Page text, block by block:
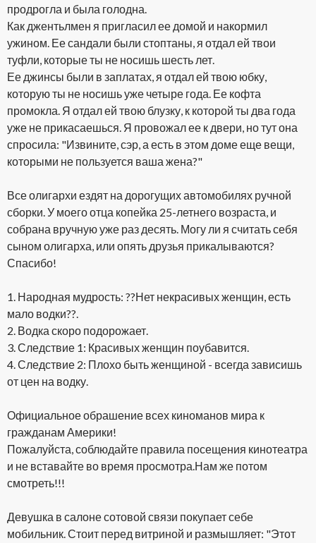
продрогла и была голодна.
Как джентьлмен я пригласил ее домой и накормил
ужином. Ее сандали были стоптаны, я отдал ей твои
туфли, которые ты не носишь шесть лет.
Ее джинсы были в заплатах, я отдал ей твою юбку,
которую ты не носишь уже четыре года. Ее кофта
промокла. Я отдал ей твою блузку, к которой ты два года
уже не прикасаешься. Я провожал ее к двери, но тут она
спросила: "Извините, сэр, а есть в этом доме еще вещи,
которыми не пользуется ваша жена?"
Все олигархи ездят на дорогущих автомобилях ручной
сборки. У моего отца копейка 25-летнего возраста, и
собрана вручную уже раз десять. Могу ли я считать себя
сыном олигарха, или опять друзья прикалываются?
Спасибо!
1. Народная мудрость: ??Нет некрасивых женщин, есть
мало водки??.
2. Водка скоро подорожает.
3. Следствие 1: Красивых женщин поубавится.
4. Следствие 2: Плохо быть женщиной - всегда зависишь
от цен на водку.
Официальное обрашение всех киноманов мира к
гражданам Америки!
Пожалуйста, соблюдайте правила посещения кинотеатра
и не вставайте во время просмотра.Нам же потом
смотреть!!!
Девушка в салоне сотовой связи покупает себе
мобильник. Стоит перед витриной и размышляет: "Этот